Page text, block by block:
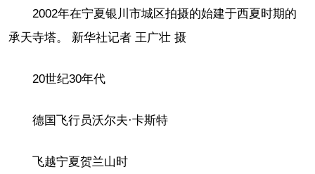
2002年在宁夏银川市城区拍摄的始建于西夏时期的
承天寺塔。 新华社记者 王广壮 摄
20世纪30年代
德国飞行员沃尔夫·卡斯特
飞越宁夏贺兰山时